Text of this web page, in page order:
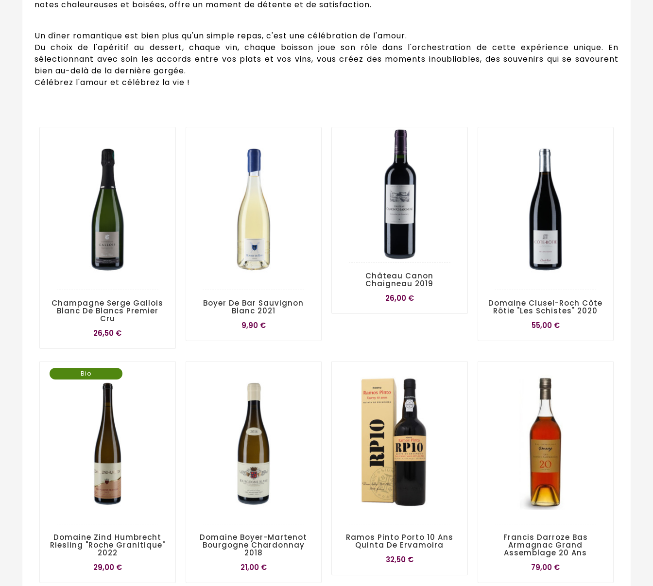
notes chaleureuses et boisées, offre un moment de détente et de satisfaction.
Un dîner romantique est bien plus qu'un simple repas, c'est une célébration de l'amour.
Du choix de l'apéritif au dessert, chaque vin, chaque boisson joue son rôle dans l'orchestration de cette expérience unique. En
sélectionnant avec soin les accords entre vos plats et vos vins, vous créez des moments inoubliables, des souvenirs qui se savourent
bien au-delà de la dernière gorgée.
Célébrez l'amour et célébrez la vie !
Champagne Serge Gallois
Blanc De Blancs Premier
Cru
26,50 €
Boyer De Bar Sauvignon
Blanc 2021
9,90 €
Château Canon
Chaigneau 2019
26,00 €
Domaine Clusel-Roch Côte
Rôtie "Les Schistes" 2020
55,00 €
Bio
Domaine Zind Humbrecht
Riesling "Roche Granitique"
2022
29,00 €
Domaine Boyer-Martenot
Bourgogne Chardonnay
2018
21,00 €
Ramos Pinto Porto 10 Ans
Quinta De Ervamoira
32,50 €
Francis Darroze Bas
Armagnac Grand
Assemblage 20 Ans
79,00 €